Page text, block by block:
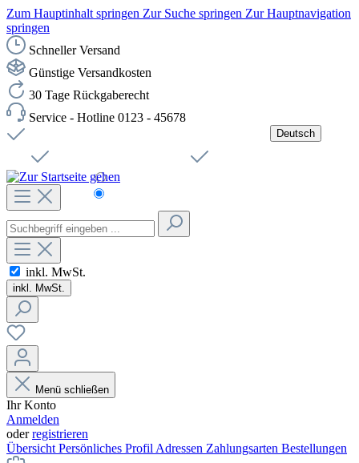
Zum Hauptinhalt springen Zur Suche springen Zur Hauptnavigation
springen
Schneller Versand
Günstige Versandkosten
30 Tage Rückgaberecht
Service - Hotline 0123 - 45678
Deutsch
Čeština
inkl. MwSt.
inkl. MwSt.
Menü schließen
Ihr Konto
Anmelden
oderregistrieren
Übersicht Persönliches Profil Adressen Zahlungsarten Bestellungen